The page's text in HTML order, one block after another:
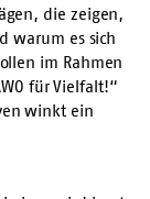
die zeigen,
warum es sich
im Rahmen
für Vielfalt!“
winkt ein